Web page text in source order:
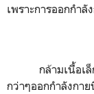
เพราะการออกกำ
กล้ามเนื้อเ
กว่าๆออกกำลังก